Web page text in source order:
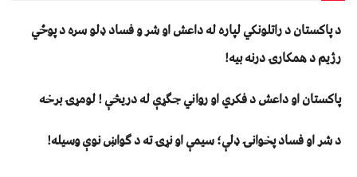
د پاکستان د راتلونکي لپاره له داعش او شر و فساد ډلو سره د پوځي
رژیم د همکارۍ درنه بیه!
پاکستان او داعش د فکري او رواني جګړې له دریڅې ! لومړۍ برخه
د شر او فساد پخوانۍ ډلې؛ سیمې او نړۍ ته د ګواښ نوې وسیله!